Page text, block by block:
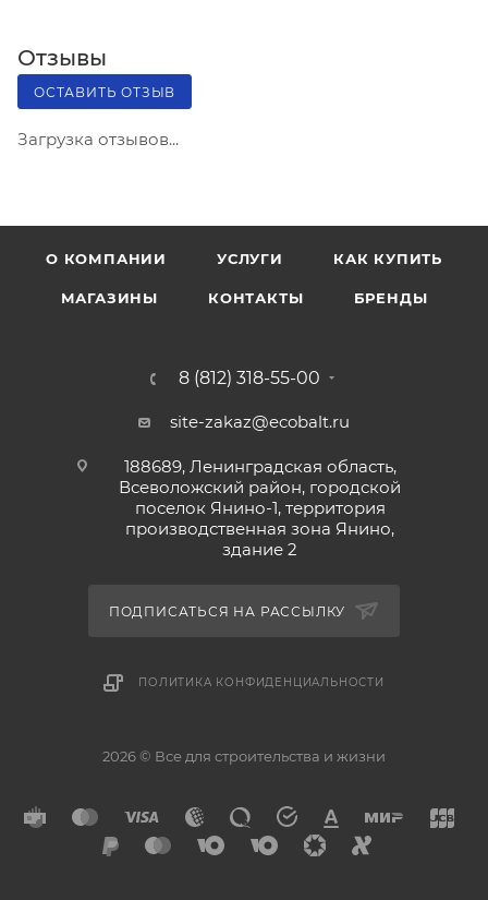
Отзывы
ОСТАВИТЬ ОТЗЫВ
Загрузка отзывов...
О КОМПАНИИ УСЛУГИ КАК КУПИТЬ
МАГАЗИНЫ КОНТАКТЫ БРЕНДЫ
8 (812) 318-55-00
site-zakaz@ecobalt.ru
188689, Ленинградская область,
Всеволожский район, городской
поселок Янино-1, территория
производственная зона Янино,
здание 2
ПОДПИСАТЬСЯ НА РАССЫЛКУ
ПОЛИТИКА КОНФИДЕНЦИАЛЬНОСТИ
2026 © Все для строительства и жизни